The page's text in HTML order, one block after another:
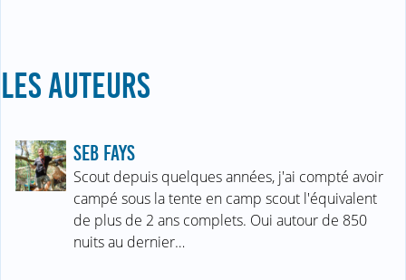
LES AUTEURS
SEB FAYS
Scout depuis quelques années, j'ai compté avoir
campé sous la tente en camp scout l'équivalent
de plus de 2 ans complets. Oui autour de 850
nuits au dernier…